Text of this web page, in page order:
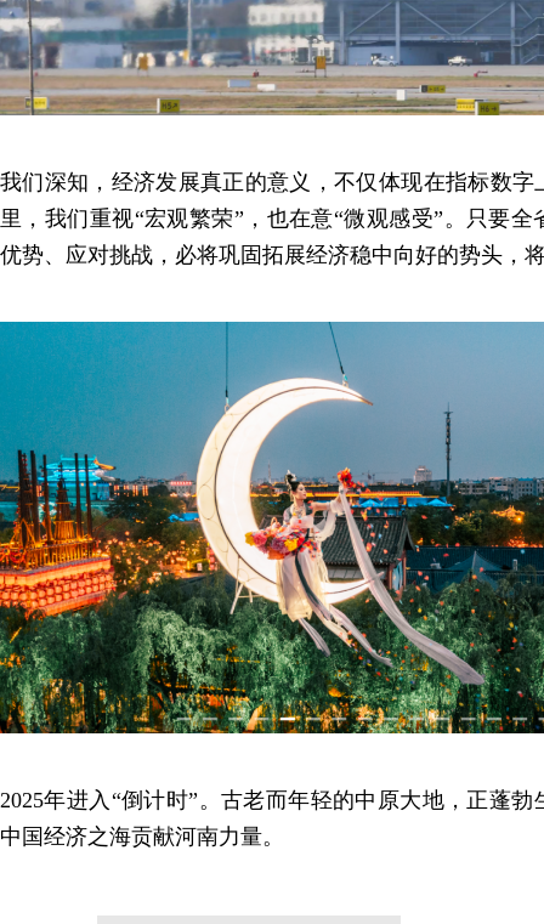
我们深知，经济发展真正的意义，不仅体现在指标数
里，我们重视“宏观繁荣”，也在意“微观感受”。只要
优势、应对挑战，必将巩固拓展经济稳中向好的势头，
2025年进入“倒计时”。古老而年轻的中原大地，正蓬
中国经济之海贡献河南力量。